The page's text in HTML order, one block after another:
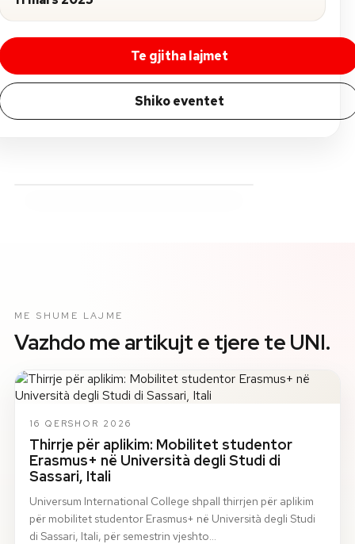
Te gjitha lajmet
Shiko eventet
ME SHUME LAJME
Vazhdo me artikujt e tjere te UNI.
16 QERSHOR 2026
Thirrje për aplikim: Mobilitet studentor
Erasmus+ në Università degli Studi di
Sassari, Itali
Universum International College shpall thirrjen për aplikim
për mobilitet studentor Erasmus+ në Università degli Studi
di Sassari, Itali, për semestrin vjeshto…